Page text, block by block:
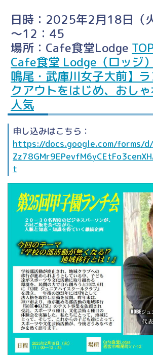
日時：2025年2月18日（
～12：45
場所：Cafe食堂Lodge
Cafe食堂 Lodge（ロッジ
鳴尾・武庫川女子大前】
クアウトをはじめ、おし
人気
申し込みはこちら：
https://docs.google.com/forms/
t